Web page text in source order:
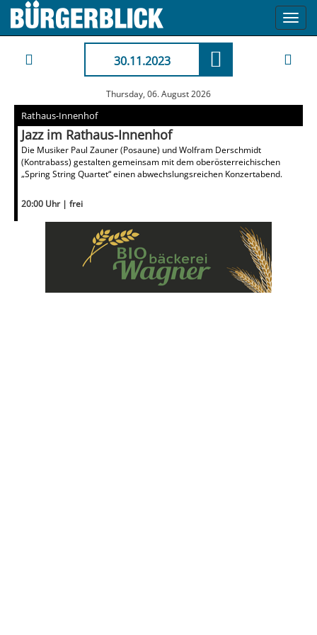
30.11.2023
Thursday, 06. August 2026
Rathaus-Innenhof
Jazz im Rathaus-Innenhof
Die Musiker Paul Zauner (Posaune) und Wolfram Derschmidt
(Kontrabass) gestalten gemeinsam mit dem oberösterreichischen
„Spring String Quartet“ einen abwechslungsreichen Konzertabend.
20:00 Uhr | frei